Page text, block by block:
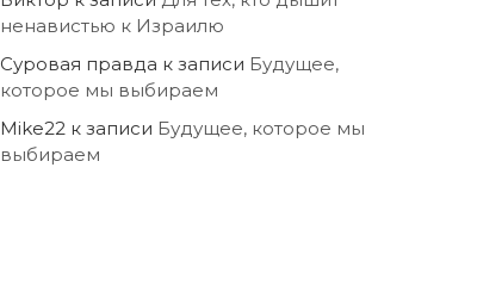
ненавистью к Израилю
Суровая правда к записи Будущее,
которое мы выбираем
Mike22 к записи Будущее, которое мы
выбираем